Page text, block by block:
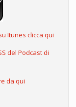
Itunes clicca qui
del Podcast di
da qui